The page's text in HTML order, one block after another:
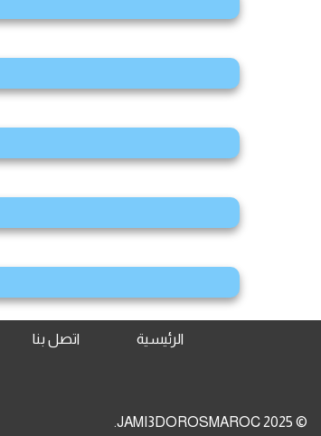
الرئيسية اتصل بنا
© 2025 JAMI3DOROSMAROC.